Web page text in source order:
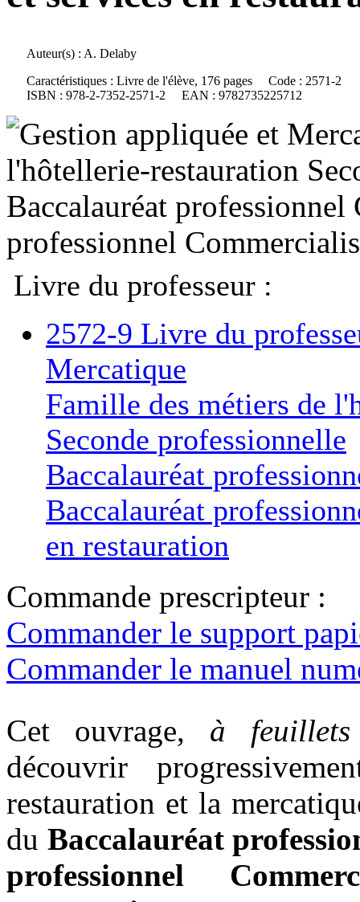
Auteur(s) : A. Delaby
Caractéristiques : Livre de l'élève, 176 pages Code : 2571-2
ISBN : 978-2-7352-2571-2 EAN : 9782735225712
Livre du professeur :
2572-9 Livre du
Mercatique
Famille des métiers de
Seconde professionnelle
Baccalauréat
Baccalauréat
en restauration
Commande prescripteur :
Commander le support
Commander le manuel
Cet ouvrage, à feuillets
découvrir
restauration et la
du Baccalauréat
professionnel